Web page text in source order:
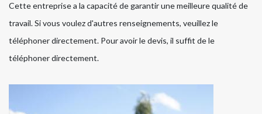
Cette entreprise a la capacité de garantir une meilleure qualité de
travail. Si vous voulez d'autres renseignements, veuillez le
téléphoner directement. Pour avoir le devis, il suffit de le
téléphoner directement.